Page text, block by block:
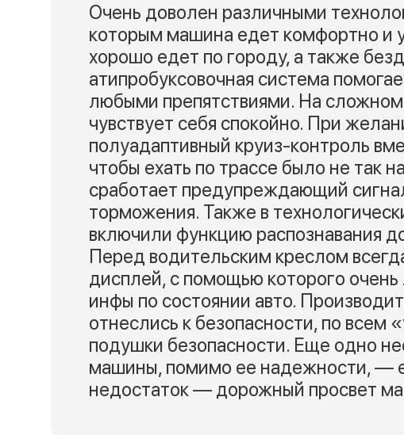
Очень доволен различными
которым машина едет комфортно и
хорошо едет по городу, а также
атипробуксовочная система
любыми препятствиями. На
чувствует себя спокойно. При
полуадаптивный круиз-контроль
чтобы ехать по трассе было не так
сработает предупреждающий
торможения. Также в
включили функцию распознавания
Перед водительским креслом
дисплей, с помощью которого очень
инфы по состоянии авто.
отнеслись к безопасности, по всем
подушки безопасности. Еще одно
машины, помимо ее надежности, —
недостаток — дорожный просвет